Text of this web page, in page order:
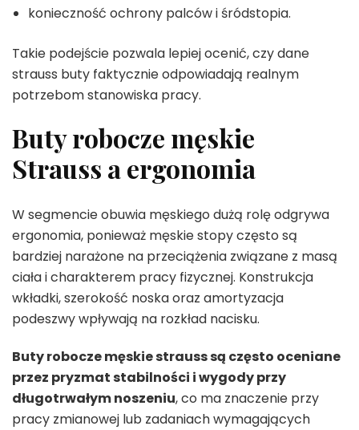
konieczność ochrony palców i śródstopia.
Takie podejście pozwala lepiej ocenić, czy dane
strauss buty faktycznie odpowiadają realnym
potrzebom stanowiska pracy.
Buty robocze męskie
Strauss a ergonomia
W segmencie obuwia męskiego dużą rolę odgrywa
ergonomia, ponieważ męskie stopy często są
bardziej narażone na przeciążenia związane z masą
ciała i charakterem pracy fizycznej. Konstrukcja
wkładki, szerokość noska oraz amortyzacja
podeszwy wpływają na rozkład nacisku.
Buty robocze męskie strauss są często oceniane
przez pryzmat stabilności i wygody przy
długotrwałym noszeniu, co ma znaczenie przy
pracy zmianowej lub zadaniach wymagających